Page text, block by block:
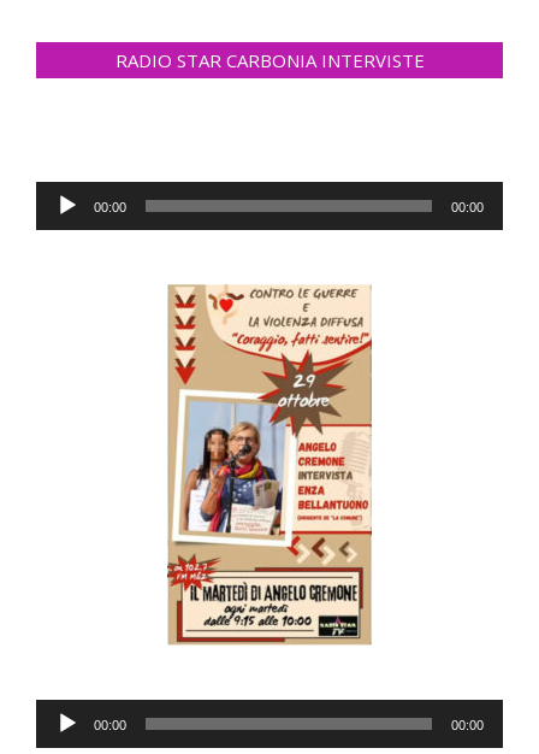
RADIO STAR CARBONIA INTERVISTE
Audio
Player
00:00 00:00
Audio
Player
00:00 00:00